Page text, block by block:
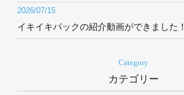
2026/07/15
イキイキパックの紹介動画ができました！
Category
カテゴリー